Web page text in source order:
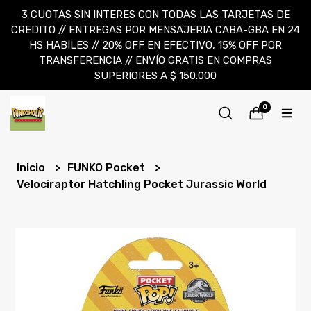
3 CUOTAS SIN INTERES CON TODAS LAS TARJETAS DE
CREDITO // ENTREGAS POR MENSAJERIA CABA-GBA EN 24
HS HABILES // 20% OFF EN EFECTIVO, 15% OFF POR
TRANSFERENCIA // ENVÍO GRATIS EN COMPRAS
SUPERIORES A $ 150.000
0
Inicio
FUNKO Pocket
Velociraptor Hatchling Pocket Jurassic World